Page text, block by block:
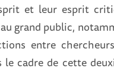
et leur esprit
grand public,
entre
cadre de cette